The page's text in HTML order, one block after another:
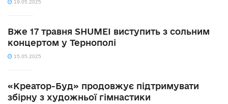
19.05.2025
Вже 17 травня SHUMEI виступить з сольним
концертом у Тернополі
15.05.2025
«Креатор-Буд» продовжує підтримувати
збірну з художньої гімнастики